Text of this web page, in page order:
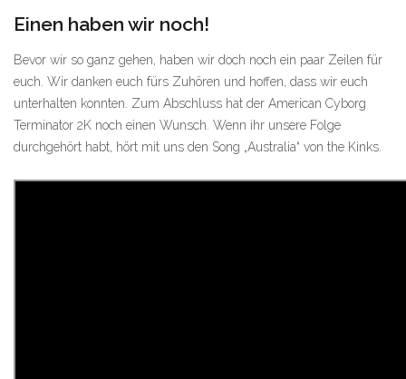
Einen haben wir noch!
Bevor wir so ganz gehen, haben wir doch noch ein paar Zeilen für
euch. Wir danken euch fürs Zuhören und hoffen, dass wir euch
unterhalten konnten. Zum Abschluss hat der American Cyborg
Terminator 2K noch einen Wunsch. Wenn ihr unsere Folge
durchgehört habt, hört mit uns den Song „Australia“ von the Kinks.